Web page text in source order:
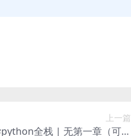
上一篇
全栈 | 无第一章（可有